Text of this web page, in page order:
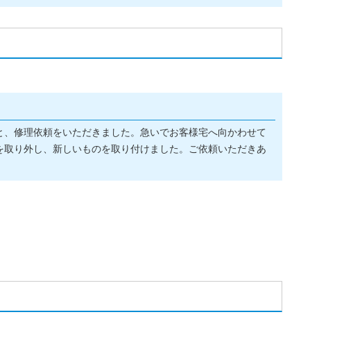
修理依頼をいただきました。急いでお客様宅へ向かわせて
り外し、新しいものを取り付けました。ご依頼いただきあ